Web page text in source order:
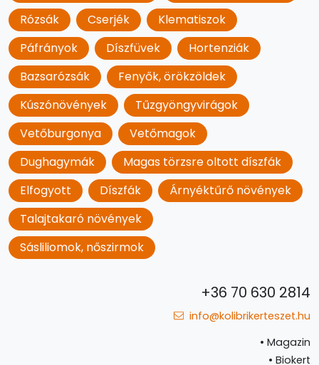
Rózsák
Cserjék
Klematiszok
Páfrányok
Díszfüvek
Hortenziák
Bazsarózsák
Fenyők, örökzöldek
Kúszónövények
Tűzgyöngyvirágok
Vetőburgonya
Vetőmagok
Dughagymák
Magas törzsre oltott díszfák
Elfogyott
Díszfák
Árnyéktűrő növények
Talajtakaró növények
Sásliliomok, nőszirmok
+36 70 630 2814
info@kolibrikerteszet.hu
• Magazin
• Biokert